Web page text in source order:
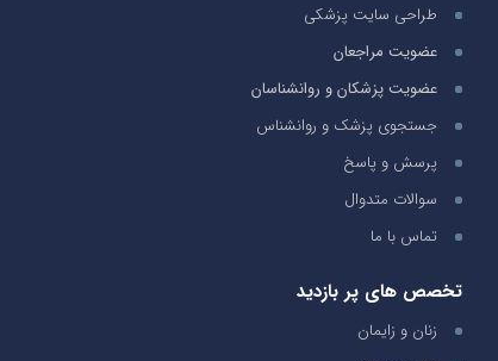
طراحی سایت پزشکی
عضویت مراجعان
عضویت پزشکان و روانشناسان
جستجوی پزشک و روانشناس
پرسش و پاسخ
سوالات متدوال
تماس با ما
تخصص های پر بازدید
زنان و زایمان